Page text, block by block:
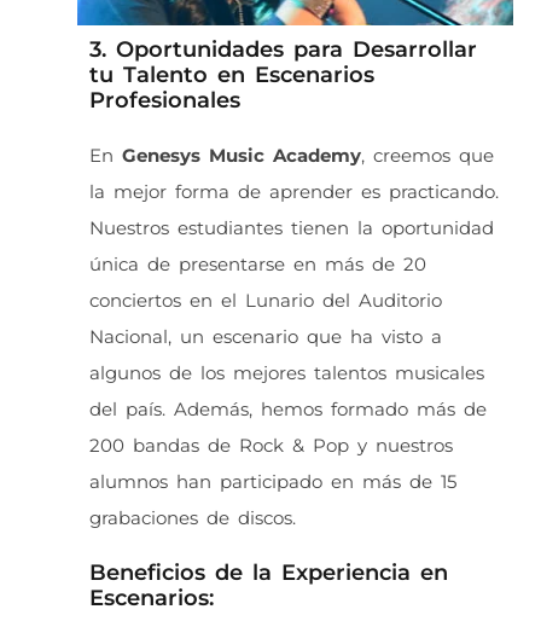
3. Oportunidades para Desarrollar
tu Talento en Escenarios
Profesionales
En Genesys Music Academy, creemos que
la mejor forma de aprender es practicando.
Nuestros estudiantes tienen la oportunidad
única de presentarse en más de 20
conciertos en el Lunario del Auditorio
Nacional, un escenario que ha visto a
algunos de los mejores talentos musicales
del país. Además, hemos formado más de
200 bandas de Rock & Pop y nuestros
alumnos han participado en más de 15
grabaciones de discos.
Beneficios de la Experiencia en
Escenarios: